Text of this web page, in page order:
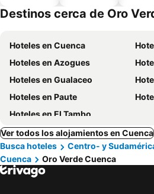
Destinos cerca de Oro
Hoteles en Cuenca
Hoteles en Azogues
Hoteles en Gualaceo
Hoteles en Paute
Hoteles en El Tambo
Ver todos los alojamientos en Cuenca
Busca hoteles
Centro- y
Cuenca
Oro Verde Cuenca